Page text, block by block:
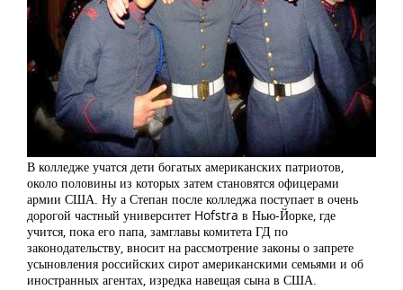
В колледже учатся дети богатых американских патриотов,
около половины из которых затем становятся офицерами
армии США. Ну а Степан после колледжа поступает в очень
дорогой частный университет Hofstra в Нью-Йорке, где
учится, пока его папа, замглавы комитета ГД по
законодательству, вносит на рассмотрение законы о запрете
усыновления российских сирот американскими семьями и об
иностранных агентах, изредка навещая сына в США.